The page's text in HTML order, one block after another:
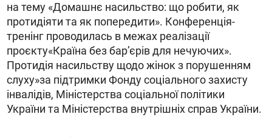
на тему «Домашнє насильство: що робити, як
протидіяти та як попередити». Конференція-
тренінг проводилась в межах реалізації
проєкту«Країна без бар’єрів для нечуючих».
Протидія насильству щодо жінок з порушенням
слуху»за підтримки Фонду соціального захисту
інвалідів, Міністерства соціальної політики
України та Міністерства внутрішніх справ України.